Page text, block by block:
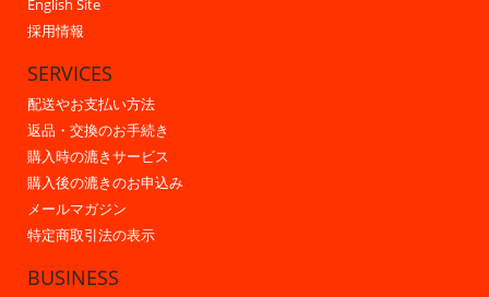
English Site
採用情報
SERVICES
配送やお支払い方法
返品・交換のお手続き
購入時の漉きサービス
購入後の漉きのお申込み
メールマガジン
特定商取引法の表示
BUSINESS